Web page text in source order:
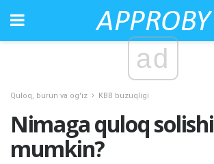
ad
Quloq, burun va og'iz KBB buzuqligi
Nimaga quloq solishi
mumkin?